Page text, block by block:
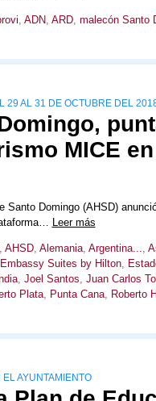
, ADN, ARD, malecón Santo
29 AL 31 DE OCTUBRE DEL
MICE en
Santo Domingo (AHSD)
Leer más
, AHSD, Alemania, Argentina...,
Embassy Suites by Hilton,
, Joel Santos, Juan Carlos
Plata, Punta Cana, Roberto
AYUNTAMIENTO